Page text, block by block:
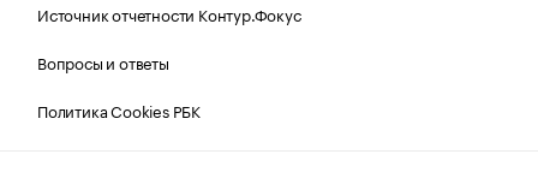
Источник отчетности Контур.Фокус
Вопросы и ответы
Политика Cookies РБК